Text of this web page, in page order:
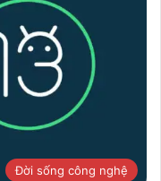
Đời sống công nghệ